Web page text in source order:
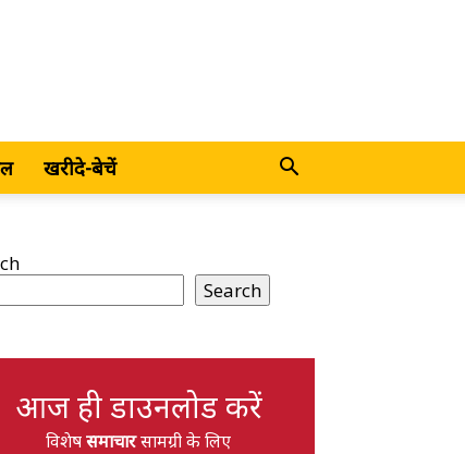
खरीदे-बेचें
Search
आज ही डाउनलोड करें
विशेषसमाचारसामग्री के लिए